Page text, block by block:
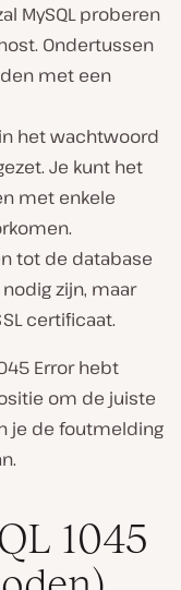
MySQL proberen
Ondertussen
met een
het wachtwoord
Je kunt het
met enkele
tot de database
nodig zijn, maar
certificaat.
Error hebt
om de juiste
je de foutmelding
1045